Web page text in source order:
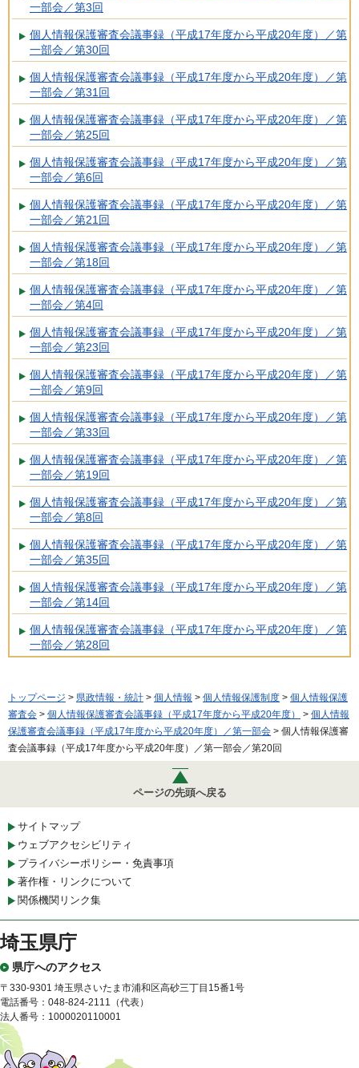
一部会／第3回
個人情報保護審査会議事録（平成17年度から平成20年度）／第
一部会／第30回
個人情報保護審査会議事録（平成17年度から平成20年度）／第
一部会／第31回
個人情報保護審査会議事録（平成17年度から平成20年度）／第
一部会／第25回
個人情報保護審査会議事録（平成17年度から平成20年度）／第
一部会／第6回
個人情報保護審査会議事録（平成17年度から平成20年度）／第
一部会／第21回
個人情報保護審査会議事録（平成17年度から平成20年度）／第
一部会／第18回
個人情報保護審査会議事録（平成17年度から平成20年度）／第
一部会／第4回
個人情報保護審査会議事録（平成17年度から平成20年度）／第
一部会／第23回
個人情報保護審査会議事録（平成17年度から平成20年度）／第
一部会／第9回
個人情報保護審査会議事録（平成17年度から平成20年度）／第
一部会／第33回
個人情報保護審査会議事録（平成17年度から平成20年度）／第
一部会／第19回
個人情報保護審査会議事録（平成17年度から平成20年度）／第
一部会／第8回
個人情報保護審査会議事録（平成17年度から平成20年度）／第
一部会／第35回
個人情報保護審査会議事録（平成17年度から平成20年度）／第
一部会／第14回
個人情報保護審査会議事録（平成17年度から平成20年度）／第
一部会／第28回
トップページ > 県政情報・統計 > 個人情報 > 個人情報保護制度 > 個人情報保護
審査会 > 個人情報保護審査会議事録（平成17年度から平成20年度） > 個人情報
保護審査会議事録（平成17年度から平成20年度）／第一部会 > 個人情報保護審
査会議事録（平成17年度から平成20年度）／第一部会／第20回
ページの先頭へ戻る
サイトマップ
ウェブアクセシビリティ
プライバシーポリシー・免責事項
著作権・リンクについて
関係機関リンク集
埼玉県庁
県庁へのアクセス
〒330-9301 埼玉県さいたま市浦和区高砂三丁目15番1号
電話番号：048-824-2111（代表）
法人番号：1000020110001